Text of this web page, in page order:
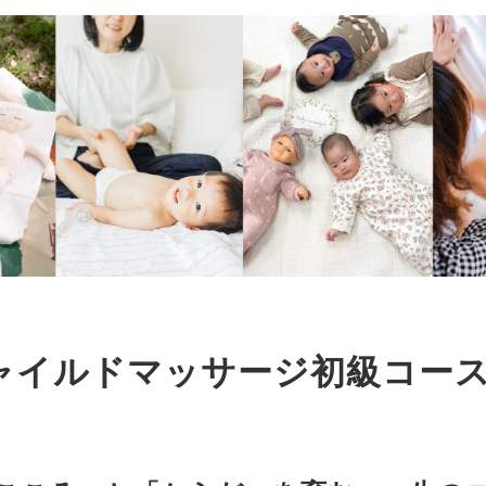
イルドマッサージ初級コー